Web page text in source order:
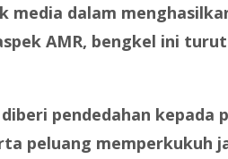
media dalam
AMR, bengkel ini
pendedahan kepada
peluang memperkukuh